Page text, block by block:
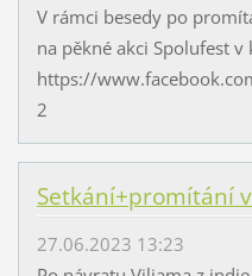
V rámci besedy po
na pěkné akci Spolufest
https://
2
Setkání+promítání
27.06.2023 13:23